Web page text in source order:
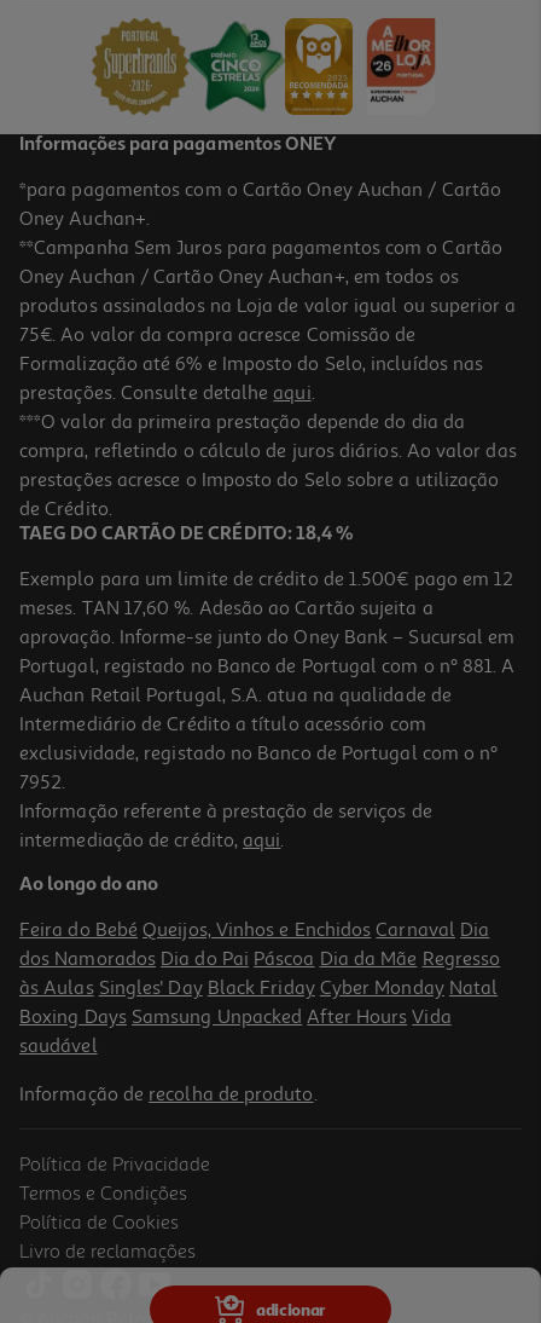
adicionar
4.3
Granola Cem Porcento Aveia E Mel 1 Kg
6.49 €/Kg
6,49 €
Granola Cem Porcento Frutos Vermelhos 350g
14.26 €/Kg
4,99 €
Granola Cem Porcento Cereais Dourados 350g
Informações para pagamentos ONEY
*para pagamentos com o Cartão Oney Auchan / Cartão
Oney Auchan+.
**Campanha Sem Juros para pagamentos com o Cartão
Oney Auchan / Cartão Oney Auchan+, em todos os
produtos assinalados na Loja de valor igual ou superior a
75€. Ao valor da compra acresce Comissão de
Formalização até 6% e Imposto do Selo, incluídos nas
prestações. Consulte detalhe aqui.
***O valor da primeira prestação depende do dia da
compra, refletindo o cálculo de juros diários. Ao valor das
prestações acresce o Imposto do Selo sobre a utilização
de Crédito.
TAEG DO CARTÃO DE CRÉDITO: 18,4 %
Exemplo para um limite de crédito de 1.500€ pago em 12
meses. TAN 17,60 %. Adesão ao Cartão sujeita a
aprovação. Informe-se junto do Oney Bank – Sucursal em
Portugal, registado no Banco de Portugal com o nº 881. A
Auchan Retail Portugal, S.A. atua na qualidade de
Intermediário de Crédito a título acessório com
exclusividade, registado no Banco de Portugal com o nº
7952.
Informação referente à prestação de serviços de
intermediação de crédito, aqui.
Ao longo do ano
Feira do Bebé Queijos, Vinhos e Enchidos Carnaval Dia
dos Namorados Dia do Pai Páscoa Dia da Mãe Regresso
às Aulas Singles' Day Black Friday Cyber Monday Natal
Boxing Days Samsung Unpacked After Hours Vida
saudável
Informação de recolha de produto.
Política de Privacidade
Termos e Condições
Política de Cookies
Livro de reclamações
© Auchan Retail Portugal